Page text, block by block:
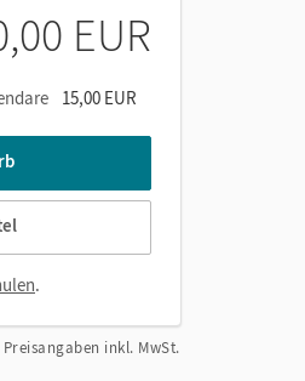
EUR
15,00 EUR
.
Preisangaben inkl. MwSt.